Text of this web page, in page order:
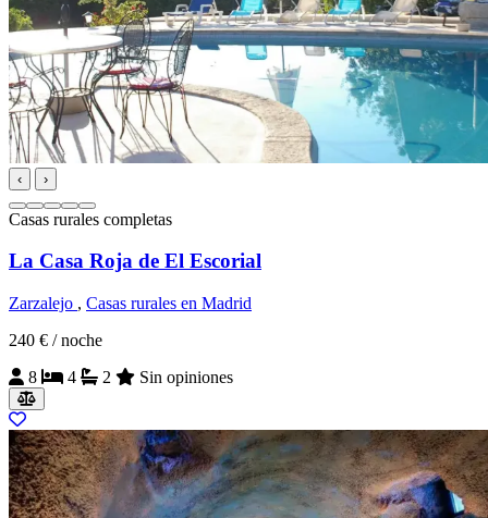
‹ ›
Casas rurales completas
La Casa Roja de El Escorial
Zarzalejo , Casas rurales en Madrid
240 € / noche
8
4 2 Sin opiniones